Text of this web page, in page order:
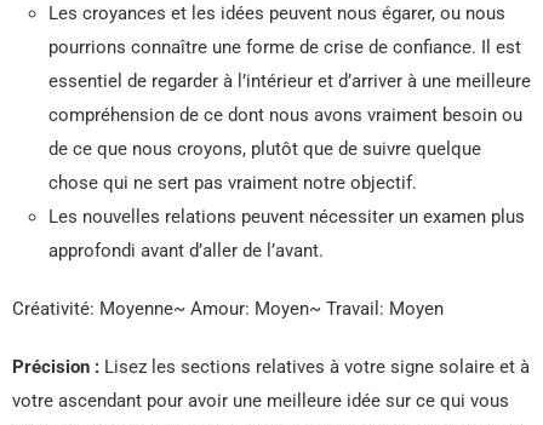
Les croyances et les idées peuvent nous égarer, ou nous
pourrions connaître une forme de crise de confiance. Il est
essentiel de regarder à l’intérieur et d’arriver à une meilleure
compréhension de ce dont nous avons vraiment besoin ou
de ce que nous croyons, plutôt que de suivre quelque
chose qui ne sert pas vraiment notre objectif.
Les nouvelles relations peuvent nécessiter un examen plus
approfondi avant d’aller de l’avant.
Créativité: Moyenne~ Amour: Moyen~ Travail: Moyen
Précision : Lisez les sections relatives à votre signe solaire et à
votre ascendant pour avoir une meilleure idée sur ce qui vous